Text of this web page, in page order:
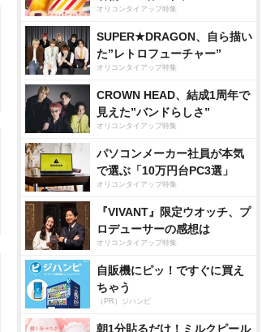
オリコンタイアップ特集
SUPER★DRAGON、自ら描い
た”レトロフューチャー”
オリコンタイアップ特集
CROWN HEAD、結成1周年で
見えた”バンドらしさ”
オリコンタイアップ特集
パソコンメーカー社員が本気
で選ぶ「10万円台PC3選」
オリコンタイアップ特集
『VIVANT』限定ウオッチ、プ
ロデューサーの感想は
オリコンタイアップ特集
自販機にピッ！ですぐに買え
ちゃう
（PR）ジハンピ
朝1分貼るだけ！ミルクピール